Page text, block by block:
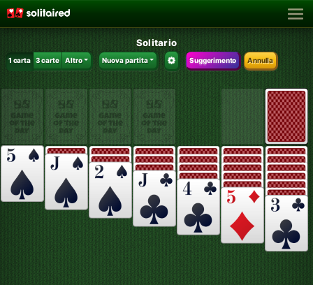
Solitario
1 carta 3 carte Altro Nuova partita Suggerimento Annulla